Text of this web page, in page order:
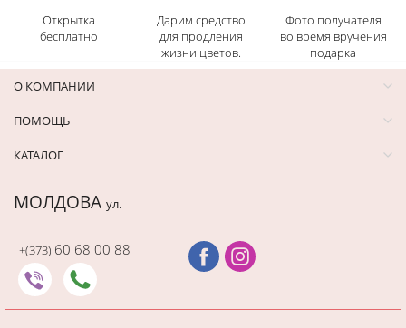
Открытка
бесплатно
Дарим средство
для продления
жизни цветов.
Фото получателя
во время вручения
подарка
О КОМПАНИИ
ПОМОЩЬ
КАТАЛОГ
МОЛДОВА ул.
+(373) 60 68 00 88